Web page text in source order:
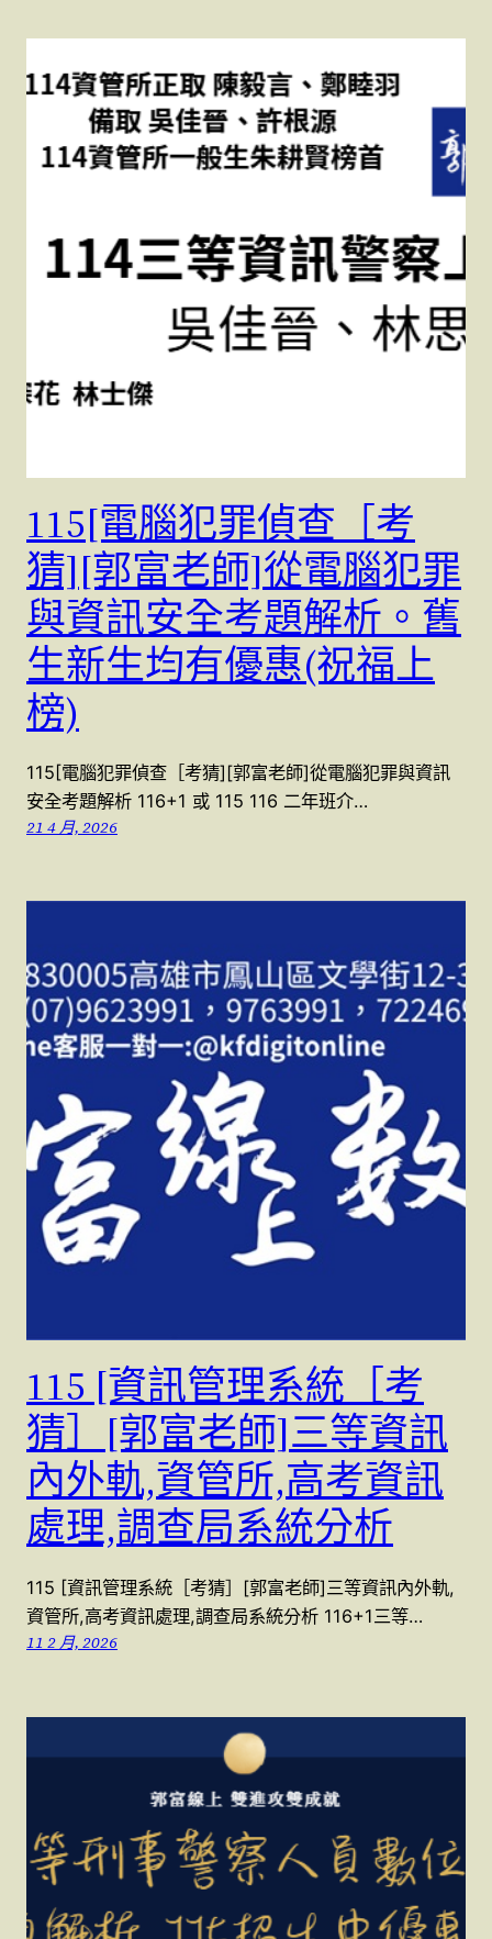
115[電腦犯罪偵查［考
猜][郭富老師]從電腦犯罪
與資訊安全考題解析。舊
生新生均有優惠(祝福上
榜)
115[電腦犯罪偵查［考猜][郭富老師]從電腦犯罪與資訊
安全考題解析 116+1 或 115 116 二年班介…
21 4 月, 2026
115 [資訊管理系統［考
猜］[郭富老師]三等資訊
內外軌,資管所,高考資訊
處理,調查局系統分析
115 [資訊管理系統［考猜］[郭富老師]三等資訊內外軌,
資管所,高考資訊處理,調查局系統分析 116+1三等…
11 2 月, 2026